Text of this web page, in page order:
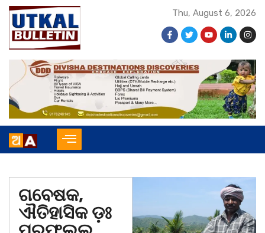
Thu, August 6, 2026
ଗବେଷକ,
ଐତିହାସିକ ଡ଼ଃ